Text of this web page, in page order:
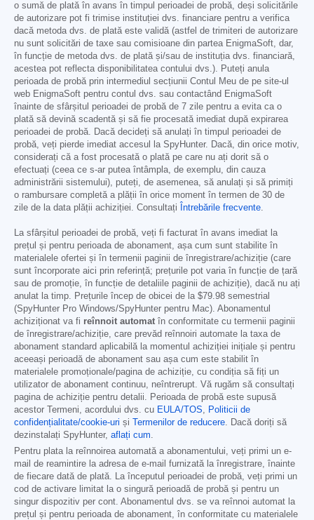
o sumă de plată în avans în timpul perioadei de probă, deși solicitările
de autorizare pot fi trimise instituției dvs. financiare pentru a verifica
dacă metoda dvs. de plată este validă (astfel de trimiteri de autorizare
nu sunt solicitări de taxe sau comisioane din partea EnigmaSoft, dar,
în funcție de metoda dvs. de plată și/sau de instituția dvs. financiară,
acestea pot reflecta disponibilitatea contului dvs.). Puteți anula
perioada de probă prin intermediul secțiunii Contul Meu de pe site-ul
web EnigmaSoft pentru contul dvs. sau contactând EnigmaSoft
înainte de sfârșitul perioadei de probă de 7 zile pentru a evita ca o
plată să devină scadentă și să fie procesată imediat după expirarea
perioadei de probă. Dacă decideți să anulați în timpul perioadei de
probă, veți pierde imediat accesul la SpyHunter. Dacă, din orice motiv,
considerați că a fost procesată o plată pe care nu ați dorit să o
efectuați (ceea ce s-ar putea întâmpla, de exemplu, din cauza
administrării sistemului), puteți, de asemenea, să anulați și să primiți
o rambursare completă a plății în orice moment în termen de 30 de
zile de la data plății achiziției. Consultați
Întrebările frecvente.
La sfârșitul perioadei de probă, veți fi facturat în avans imediat la
prețul și pentru perioada de abonament, așa cum sunt stabilite în
materialele ofertei și în termenii paginii de înregistrare/achiziție (care
sunt încorporate aici prin referință; prețurile pot varia în funcție de țară
sau de promoție, în funcție de detaliile paginii de achiziție), dacă nu ați
anulat la timp. Prețurile încep de obicei de la $79.98 semestrial
(SpyHunter Pro Windows/SpyHunter pentru Mac). Abonamentul
achiziționat va fi reînnoit automat în conformitate cu termenii paginii
de înregistrare/achiziție, care prevăd reînnoiri automate la taxa de
abonament standard aplicabilă la momentul achiziției inițiale și pentru
aceeași perioadă de abonament sau așa cum este stabilit în
materialele promoționale/pagina de achiziție, cu condiția să fiți un
utilizator de abonament continuu, neîntrerupt. Vă rugăm să consultați
pagina de achiziție pentru detalii. Perioada de probă este supusă
acestor Termeni, acordului dvs. cu EULA/TOS, Politicii de
confidențialitate/cookie-uri și Termenilor de reducere. Dacă doriți să
dezinstalați SpyHunter, aflați cum.
Pentru plata la reînnoirea automată a abonamentului, veți primi un e-
mail de reamintire la adresa de e-mail furnizată la înregistrare, înainte
de fiecare dată de plată. La începutul perioadei de probă, veți primi un
cod de activare limitat la o singură perioadă de probă și pentru un
singur dispozitiv per cont. Abonamentul dvs. se va reînnoi automat la
prețul și pentru perioada de abonament, în conformitate cu materialele